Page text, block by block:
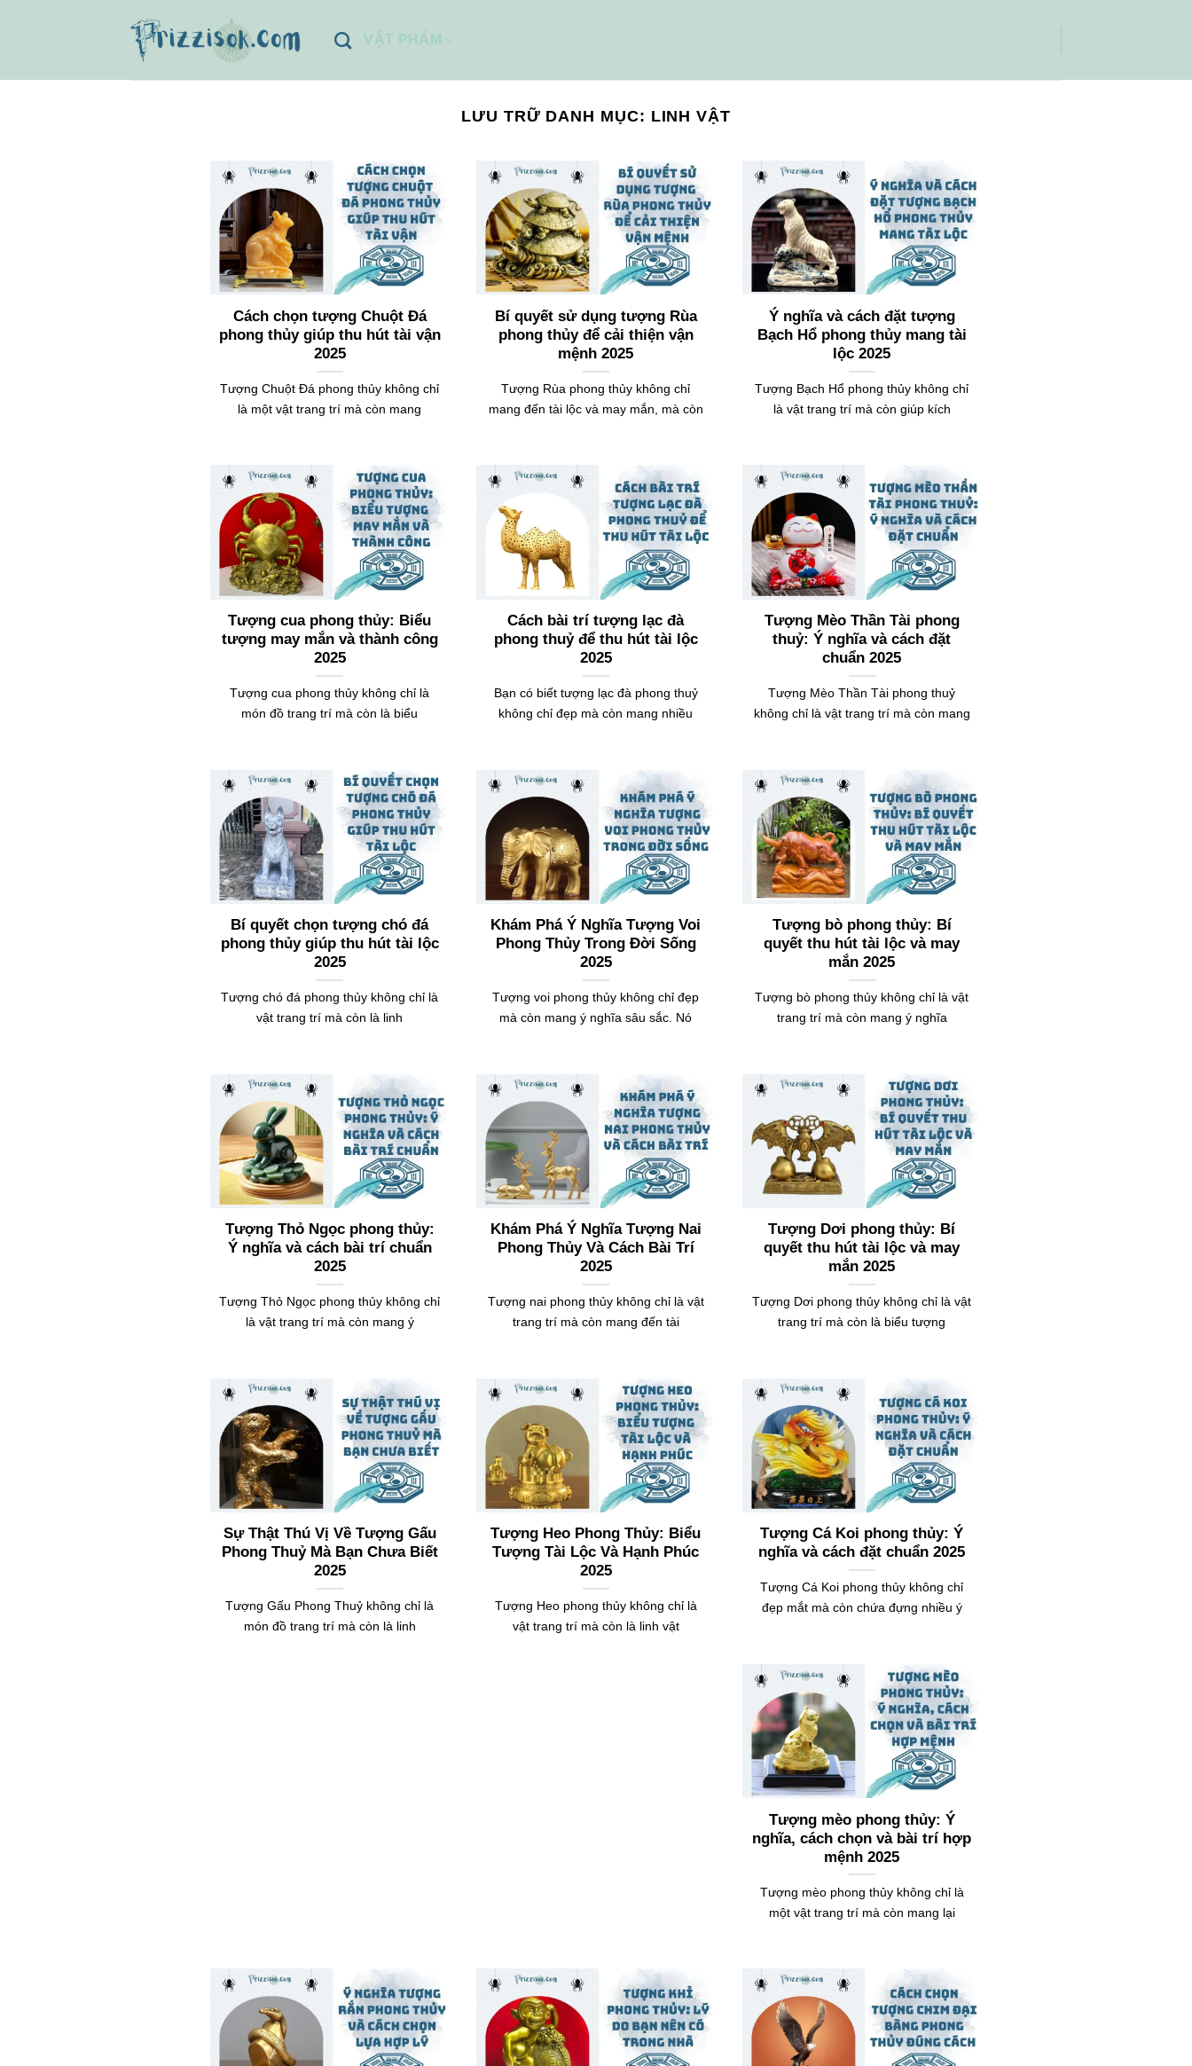
dung
VẬT PHẨM
LƯU TRỮ DANH MỤC: LINH VẬT
Cách chọn tượng Chuột Đá
phong thủy giúp thu hút tài vận
2025
Tượng Chuột Đá phong thủy không chỉ
là một vật trang trí mà còn mang
Bí quyết sử dụng tượng Rùa
phong thủy để cải thiện vận
mệnh 2025
Tượng Rùa phong thủy không chỉ
mang đến tài lộc và may mắn, mà còn
Ý nghĩa và cách đặt tượng
Bạch Hổ phong thủy mang tài
lộc 2025
Tượng Bạch Hổ phong thủy không chỉ
là vật trang trí mà còn giúp kích
Tượng cua phong thủy: Biểu
tượng may mắn và thành công
2025
Tượng cua phong thủy không chỉ là
món đồ trang trí mà còn là biểu
Cách bài trí tượng lạc đà
phong thuỷ để thu hút tài lộc
2025
Bạn có biết tượng lạc đà phong thuỷ
không chỉ đẹp mà còn mang nhiều
Tượng Mèo Thần Tài phong
thuỷ: Ý nghĩa và cách đặt
chuẩn 2025
Tượng Mèo Thần Tài phong thuỷ
không chỉ là vật trang trí mà còn mang
Bí quyết chọn tượng chó đá
phong thủy giúp thu hút tài lộc
2025
Tượng chó đá phong thủy không chỉ là
vật trang trí mà còn là linh
Khám Phá Ý Nghĩa Tượng Voi
Phong Thủy Trong Đời Sống
2025
Tượng voi phong thủy không chỉ đẹp
mà còn mang ý nghĩa sâu sắc. Nó
Tượng bò phong thủy: Bí
quyết thu hút tài lộc và may
mắn 2025
Tượng bò phong thủy không chỉ là vật
trang trí mà còn mang ý nghĩa
Tượng Thỏ Ngọc phong thủy:
Ý nghĩa và cách bài trí chuẩn
2025
Tượng Thỏ Ngọc phong thủy không chỉ
là vật trang trí mà còn mang ý
Khám Phá Ý Nghĩa Tượng Nai
Phong Thủy Và Cách Bài Trí
2025
Tượng nai phong thủy không chỉ là vật
trang trí mà còn mang đến tài
Tượng Dơi phong thủy: Bí
quyết thu hút tài lộc và may
mắn 2025
Tượng Dơi phong thủy không chỉ là vật
trang trí mà còn là biểu tượng
Sự Thật Thú Vị Về Tượng Gấu
Phong Thuỷ Mà Bạn Chưa Biết
2025
Tượng Gấu Phong Thuỷ không chỉ là
món đồ trang trí mà còn là linh
Tượng Heo Phong Thủy: Biểu
Tượng Tài Lộc Và Hạnh Phúc
2025
Tượng Heo phong thủy không chỉ là
vật trang trí mà còn là linh vật
Tượng Cá Koi phong thủy: Ý
nghĩa và cách đặt chuẩn 2025
Tượng Cá Koi phong thủy không chỉ
đẹp mắt mà còn chứa đựng nhiều ý
Tượng mèo phong thủy: Ý
nghĩa, cách chọn và bài trí hợp
mệnh 2025
Tượng mèo phong thủy không chỉ là
một vật trang trí mà còn mang lại